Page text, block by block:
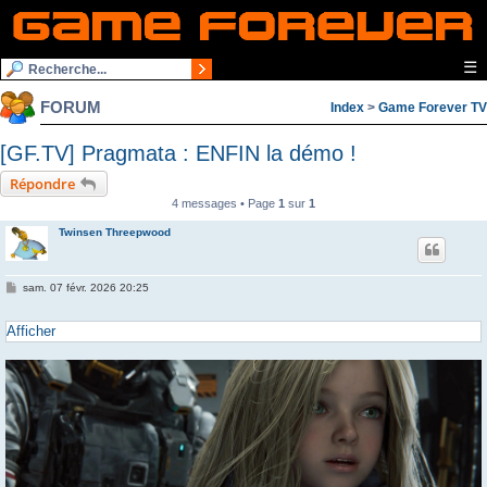
☰
FORUM Index > Game Forever TV
[GF.TV] Pragmata : ENFIN la démo !
Répondre
4 messages • Page 1 sur 1
Twinsen Threepwood
M
s
a
e
sam. 07 févr. 2026 20:25
Afficher